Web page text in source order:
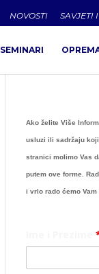
NOVOSTI SAVJETI
SEMINARI
Ako želite Više
usluzi ili sadržaju
stranici molimo Vas
putem ove forme.
i vrlo rado ćemo Vam
Ime i Prezime